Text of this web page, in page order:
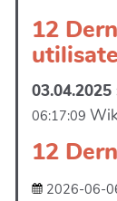
12
03.04.2025
06:17:09
12
2026-06-